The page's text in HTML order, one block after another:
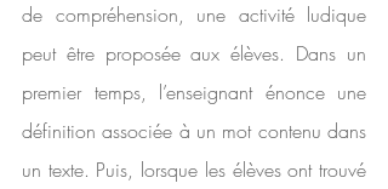
de compréhension, une activité ludique
peut être proposée aux élèves. Dans un
premier temps, l’enseignant énonce une
définition associée à un mot contenu dans
un texte. Puis, lorsque les élèves ont trouvé